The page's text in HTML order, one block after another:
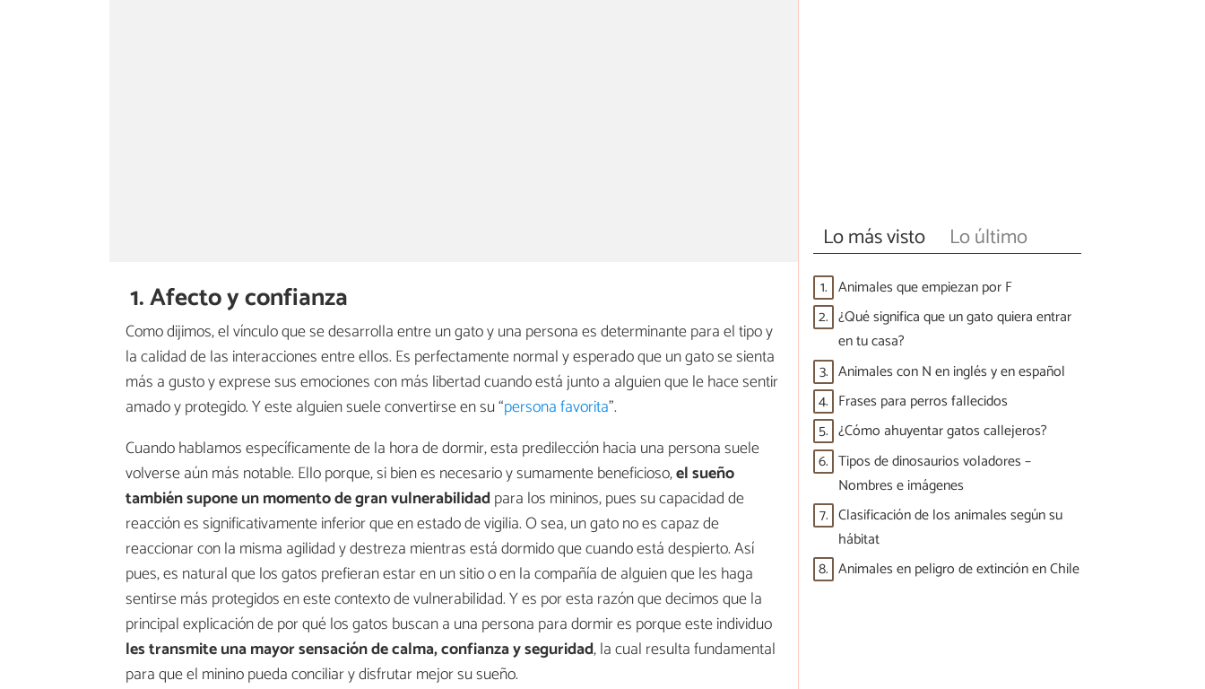
1. Afecto y confianza
Como dijimos, el vínculo que se desarrolla entre un gato y una persona es determinante para el tipo y
la calidad de las interacciones entre ellos. Es perfectamente normal y esperado que un gato se sienta
más a gusto y exprese sus emociones con más libertad cuando está junto a alguien que le hace sentir
amado y protegido. Y este alguien suele convertirse en su “persona favorita”.
Cuando hablamos específicamente de la hora de dormir, esta predilección hacia una persona suele
volverse aún más notable. Ello porque, si bien es necesario y sumamente beneficioso,el sueño
también supone un momento de gran vulnerabilidadpara los mininos, pues su capacidad de
reacción es significativamente inferior que en estado de vigilia. O sea, un gato no es capaz de
reaccionar con la misma agilidad y destreza mientras está dormido que cuando está despierto. Así
pues, es natural que los gatos prefieran estar en un sitio o en la compañía de alguien que les haga
sentirse más protegidos en este contexto de vulnerabilidad. Y es por esta razón que decimos que la
principal explicación de por qué los gatos buscan a una persona para dormir es porque este individuo
les transmite una mayor sensación de calma, confianza y seguridad, la cual resulta fundamental
para que el minino pueda conciliar y disfrutar mejor su sueño.
Lo más visto Lo último
1. Animales que empiezan por F
2. ¿Qué significa que un gato quiera entrar
en tu casa?
3. Animales con N en inglés y en español
4. Frases para perros fallecidos
5. ¿Cómo ahuyentar gatos callejeros?
6. Tipos de dinosaurios voladores –
Nombres e imágenes
7. Clasificación de los animales según su
hábitat
8. Animales en peligro de extinción en Chile